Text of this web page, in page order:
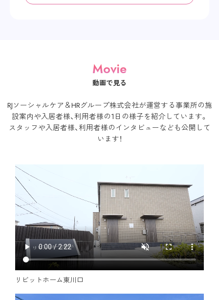
Movie
動画で見る
RJソーシャルケア＆HRグループ株式会社が運営する事業所の施
設案内や入居者様、利用者様の1日の様子を紹介しています。
スタッフや入居者様、利用者様のインタビューなども公開して
います！
リビットホーム東川口